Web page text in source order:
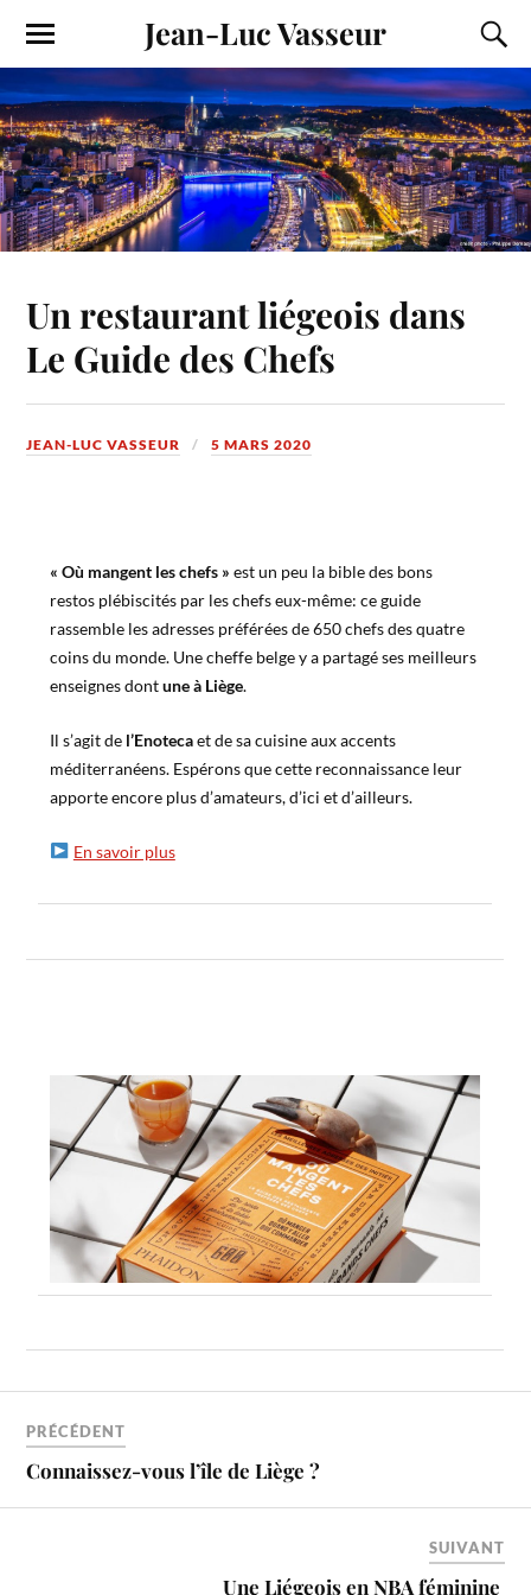
Jean-Luc Vasseur
Un restaurant liégeois dans
Le Guide des Chefs
JEAN-LUC VASSEUR 5 MARS 2020
« Où mangent les chefs » est un peu la bible des bons
restos plébiscités par les chefs eux-même: ce guide
rassemble les adresses préférées de 650 chefs des quatre
coins du monde. Une cheffe belge y a partagé ses meilleurs
enseignes dontune à Liège.
Il s’agit de l’Enotecaet de sa cuisine aux accents
méditerranéens. Espérons que cette reconnaissance leur
apporte encore plus d’amateurs, d’ici et d’ailleurs.
En savoir plus
PRÉCÉDENT
Connaissez-vous l’île de Liège ?
SUIVANT
Une Liégeois en NBA féminine